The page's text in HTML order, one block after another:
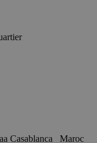
Casablanca Maroc